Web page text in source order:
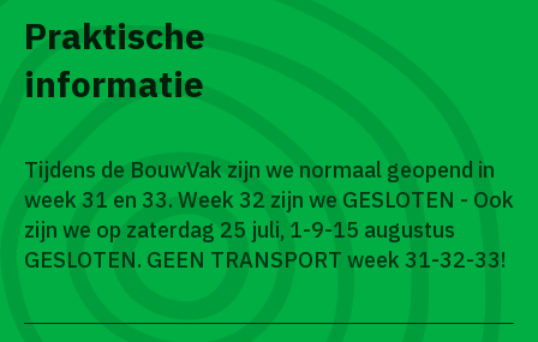
Praktische
informatie
Tijdens de BouwVak zijn we normaal geopend in
week 31 en 33. Week 32 zijn we GESLOTEN - Ook
zijn we op zaterdag 25 juli, 1-9-15 augustus
GESLOTEN. GEEN TRANSPORT week 31-32-33!